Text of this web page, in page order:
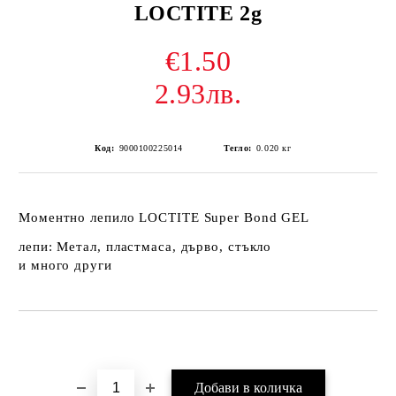
LOCTITE 2g
€1.50
2.93лв.
Код: 9000100225014 Тегло: 0.020 кг
Моментно лепило LOCTITE Super Bond GEL
лепи: Метал, пластмаса, дърво, стъкло
и много други